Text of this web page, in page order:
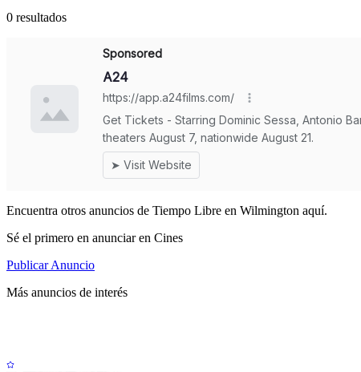
0 resultados
Encuentra otros anuncios de Tiempo Libre en Wilmington aquí.
Sé el primero en anunciar en Cines
Publicar Anuncio
Más anuncios de interés